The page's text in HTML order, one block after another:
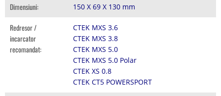
Dimensiuni: 150 X 69 X 130 mm
Redresor /
incarcator
recomandat:
CTEK MXS 3.6
CTEK MXS 3.8
CTEK MXS 5.0
CTEK MXS 5.0 Polar
CTEK XS 0.8
CTEK CT5 POWERSPORT